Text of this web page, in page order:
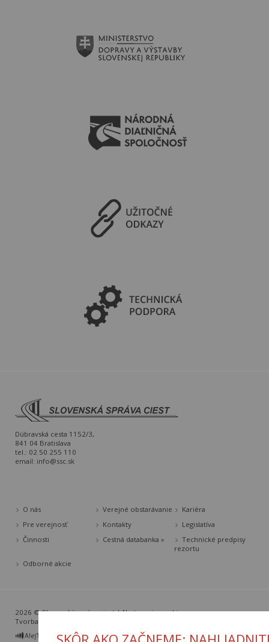
Dúbravská cesta 1152/3,
841 04 Bratislava
tel.: 02 50 255 110
email: info@ssc.sk
O nás Verejné obstarávanie
Kariéra
Pre verejnosť
Kontakty
Legislatíva
Činnosti
Cestná databanka »
Technické predpisy
rezortu
Odborné akcie
2026 © Slovenská správa ciest |Nastavenia cookies
Tvorba web stránok